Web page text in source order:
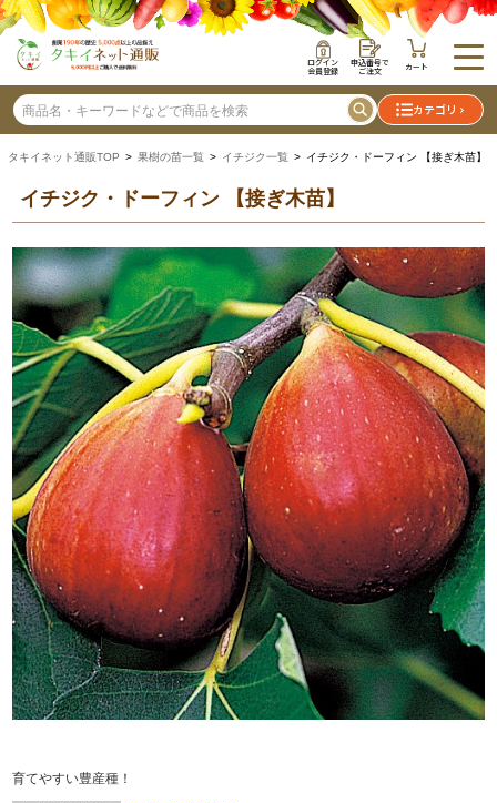
ログイン
会員登録
申込番号で
ご注文 カート
カテゴリ
タキイネット通販TOP > 果樹の苗一覧 > イチジク一覧 > イチジク・ドーフィン 【接ぎ木苗】
イチジク・ドーフィン 【接ぎ木苗】
育てやすい豊産種！